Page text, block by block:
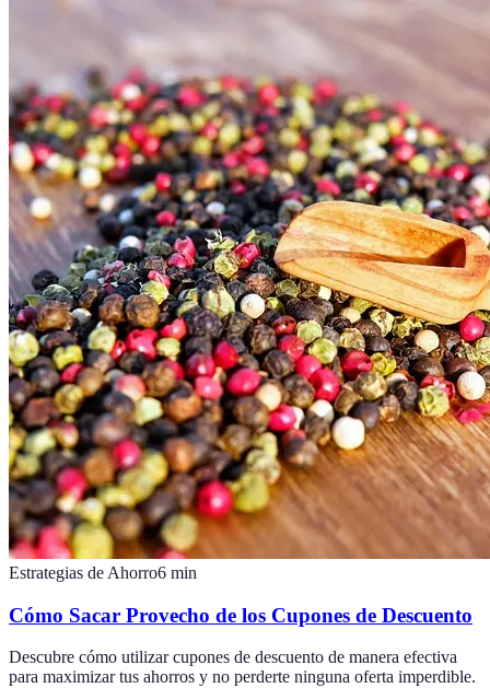
Estrategias de Ahorro6 min
Cómo Sacar Provecho de los Cupones de Descuento
Descubre cómo utilizar cupones de descuento de manera efectiva
para maximizar tus ahorros y no perderte ninguna oferta imperdible.